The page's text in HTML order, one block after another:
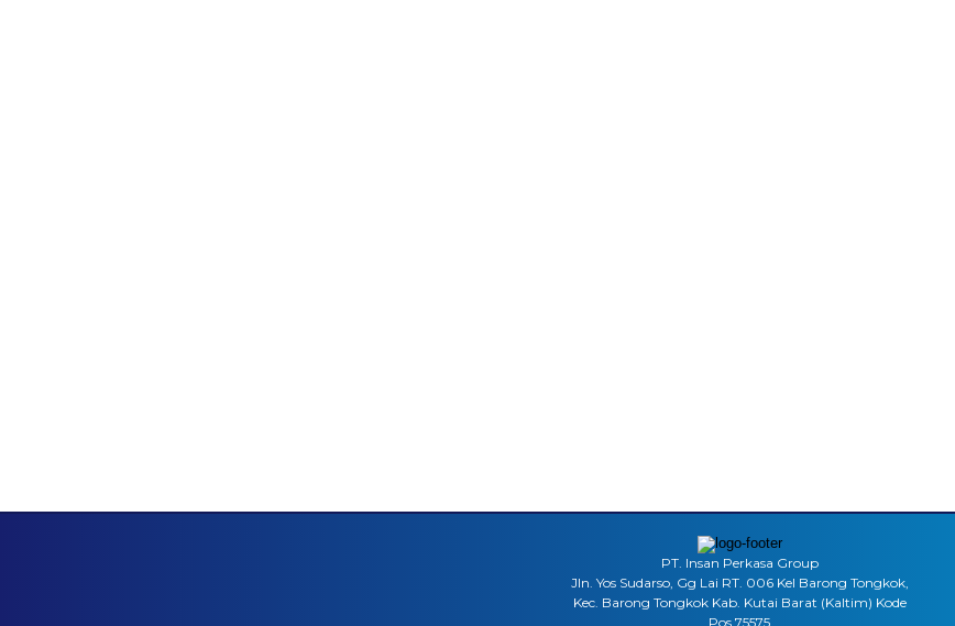
PT. Insan Perkasa Group
Jln. Yos Sudarso, Gg Lai RT. 006 Kel Barong Tongkok,
Kec. Barong Tongkok Kab. Kutai Barat (Kaltim) Kode
Pos 75575